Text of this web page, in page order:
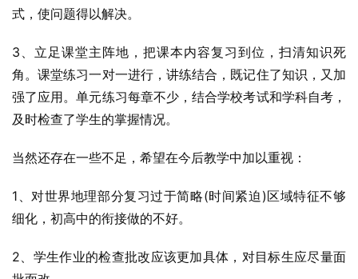
式，使问题得以解决。
3、立足课堂主阵地，把课本内容复习到位，扫清知识死
角。课堂练习一对一进行，讲练结合，既记住了知识，又加
强了应用。单元练习每章不少，结合学校考试和学科自考，
及时检查了学生的掌握情况。
当然还存在一些不足，希望在今后教学中加以重视：
1、对世界地理部分复习过于简略(时间紧迫)区域特征不够
细化，初高中的衔接做的不好。
2、学生作业的检查批改应该更加具体，对目标生应尽量面